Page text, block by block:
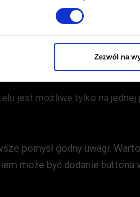
Zezwól na
czy wypełnianie
odrzuceń dla danej
zachowania
jest możliwe tylko na
pomysł godny uwagi.
może być dodanie